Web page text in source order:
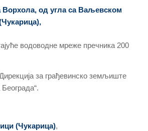
Ворхола, од угла са Ваљевском
водоводне мреже пречника 200
за грађевинско земљиште
(Чукарица),